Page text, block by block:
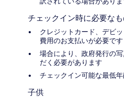
チェックイン時に必要な
クレジットカード、デビ
費用のお支払いが必要です
場合により、政府発行の
だく必要があります
チェックイン可能な最低年
子供